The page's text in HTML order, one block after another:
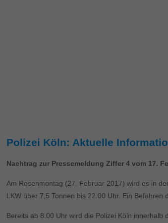
Polizei Köln: Aktuelle
Nachtrag zur Pressemeldung Ziffer 4 vom 17.
Am Rosenmontag (27. Februar 2017) wird es in
LKW über 7,5 Tonnen bis 22.00 Uhr. Ein
Bereits ab 8.00 Uhr wird die Polizei Köln